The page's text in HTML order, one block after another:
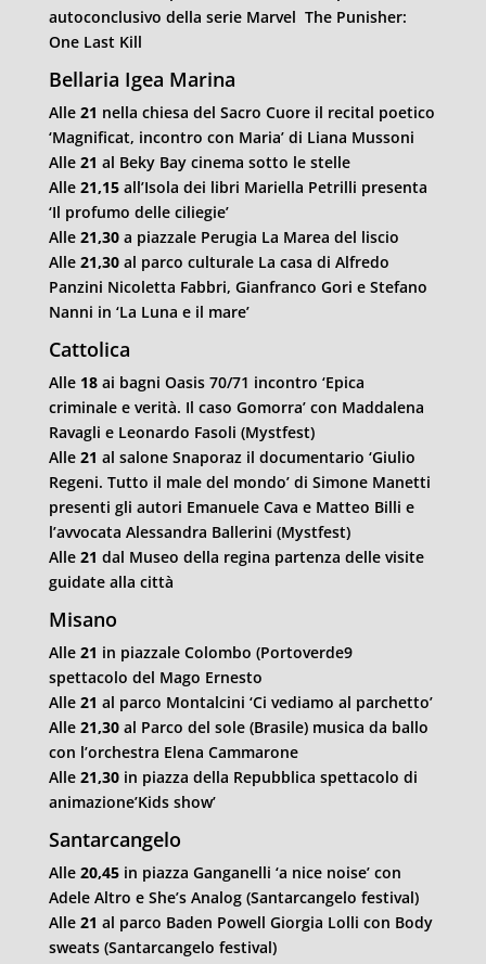
autoconclusivo della serie Marvel The Punisher:
One Last Kill
Bellaria Igea Marina
Alle 21 nella chiesa del Sacro Cuore il recital poetico
‘Magnificat, incontro con Maria’ di Liana Mussoni
Alle 21 al Beky Bay cinema sotto le stelle
Alle 21,15all’Isola dei libri Mariella Petrilli presenta
‘Il profumo delle ciliegie’
Alle 21,30a piazzale Perugia La Marea del liscio
Alle 21,30al parco culturale La casa di Alfredo
Panzini Nicoletta Fabbri, Gianfranco Gori e Stefano
Nanni in ‘La Luna e il mare’
Cattolica
Alle 18ai bagni Oasis 70/71 incontro ‘Epica
criminale e verità. Il caso Gomorra’ con Maddalena
Ravagli e Leonardo Fasoli (Mystfest)
Alle 21 al salone Snaporaz il documentario ‘Giulio
Regeni. Tutto il male del mondo’ di Simone Manetti
presenti gli autori Emanuele Cava e Matteo Billi e
l’avvocata Alessandra Ballerini (Mystfest)
Alle 21 dal Museo della regina partenza delle visite
guidate alla città
Misano
Alle 21 in piazzale Colombo (Portoverde9
spettacolo del Mago Ernesto
Alle 21 al parco Montalcini ‘Ci vediamo al parchetto’
Alle 21,30al Parco del sole (Brasile) musica da ballo
con l’orchestra Elena Cammarone
Alle 21,30in piazza della Repubblica spettacolo di
animazione’Kids show’
Santarcangelo
Alle 20,45in piazza Ganganelli ‘a nice noise’ con
Adele Altro e She’s Analog (Santarcangelo festival)
Alle 21 al parco Baden Powell Giorgia Lolli con Body
sweats (Santarcangelo festival)